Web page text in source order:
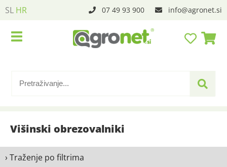
SL HR 07 49 93 900 info agronet.si
Višinski obrezovalniki
› Traženje po filtrima